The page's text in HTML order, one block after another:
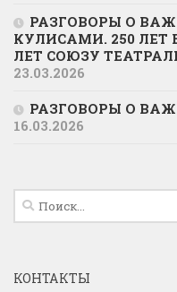
РАЗГОВОРЫ О
КУЛИСАМИ. 250 ЛЕТ
ЛЕТ СОЮЗУ
23.03.2026
РАЗГОВОРЫ О
16.03.2026
Найти:
КОНТАКТЫ